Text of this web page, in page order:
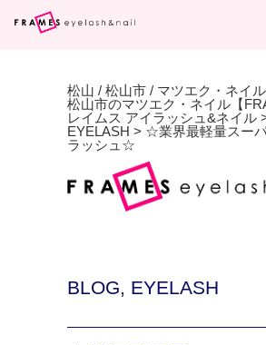
松山 / 松山市 / マツエク・ネイル
松山市のマツエク・ネイル【
レイムス アイラッシュ&ネイル
EYELASH > ☆業界最軽量スー
ラッシュ☆
BLOG, EYELASH